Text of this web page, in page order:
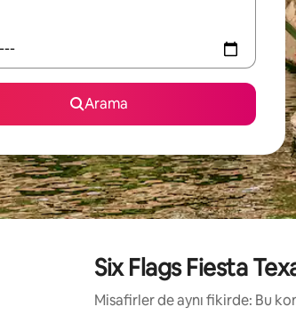
Arama
Six Flags Fiesta
Misafirler de aynı fikirde: Bu